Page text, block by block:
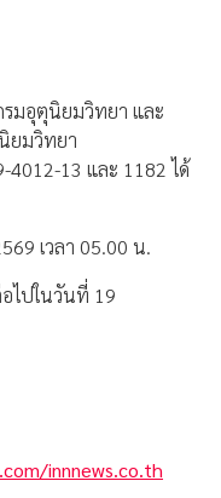
รมอุตุนิยมวิทยา และ
ยมวิทยา
13 และ 1182 ได้
เวลา 05.00 น.
ไปในวันที่ 19
innnews.co.th